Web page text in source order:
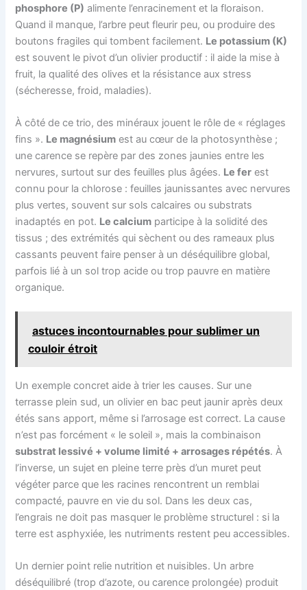
phosphore (P) alimente l’enracinement et la floraison.
Quand il manque, l’arbre peut fleurir peu, ou produire des
boutons fragiles qui tombent facilement. Le potassium (K)
est souvent le pivot d’un olivier productif : il aide la mise à
fruit, la qualité des olives et la résistance aux stress
(sécheresse, froid, maladies).
À côté de ce trio, des minéraux jouent le rôle de « réglages
fins ». Le magnésium est au cœur de la photosynthèse ;
une carence se repère par des zones jaunies entre les
nervures, surtout sur des feuilles plus âgées. Le fer est
connu pour la chlorose : feuilles jaunissantes avec nervures
plus vertes, souvent sur sols calcaires ou substrats
inadaptés en pot. Le calcium participe à la solidité des
tissus ; des extrémités qui sèchent ou des rameaux plus
cassants peuvent faire penser à un déséquilibre global,
parfois lié à un sol trop acide ou trop pauvre en matière
organique.
astuces incontournables pour sublimer un
couloir étroit
Un exemple concret aide à trier les causes. Sur une
terrasse plein sud, un olivier en bac peut jaunir après deux
étés sans apport, même si l’arrosage est correct. La cause
n’est pas forcément « le soleil », mais la combinaison
substrat lessivé + volume limité + arrosages répétés. À
l’inverse, un sujet en pleine terre près d’un muret peut
végéter parce que les racines rencontrent un remblai
compacté, pauvre en vie du sol. Dans les deux cas,
l’engrais ne doit pas masquer le problème structurel : si la
terre est asphyxiée, les nutriments restent peu accessibles.
Un dernier point relie nutrition et nuisibles. Un arbre
déséquilibré (trop d’azote, ou carence prolongée) produit